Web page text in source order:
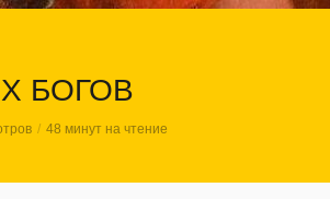
БОГОВ
48 минут на чтение